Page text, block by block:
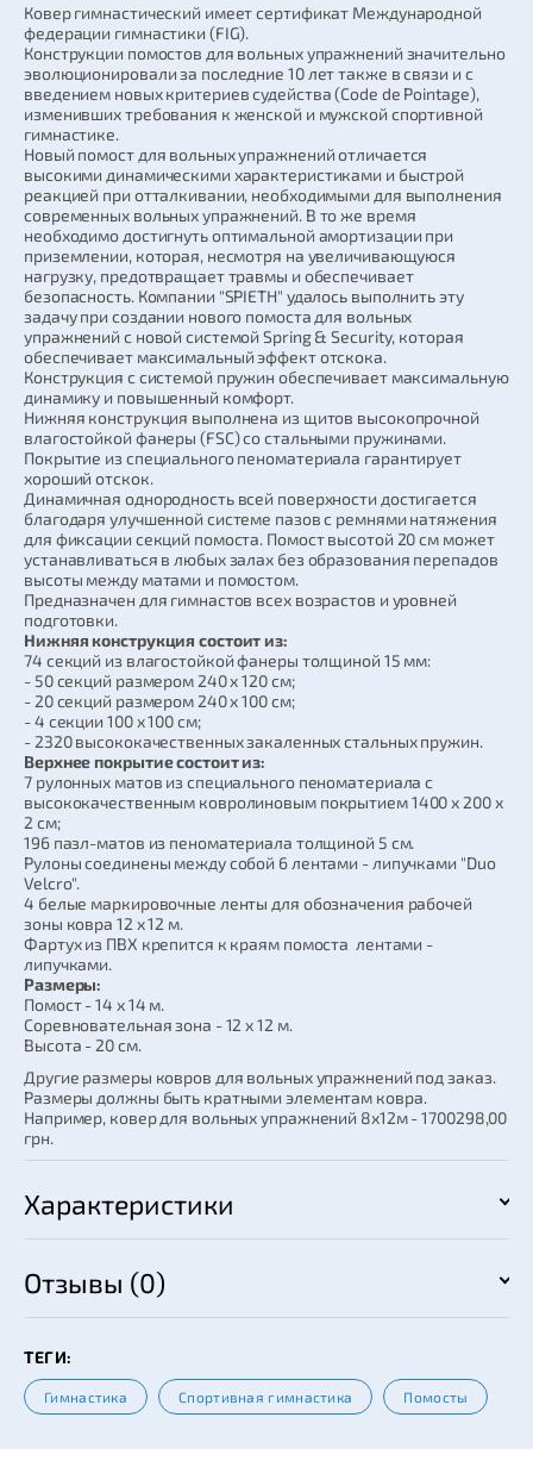
Ковер гимнастический имеет сертификат Международной
федерации гимнастики (FIG).
Конструкции помостов для вольных упражнений значительно
эволюционировали за последние 10 лет также в связи и с
введением новых критериев судейства (Code de Pointage),
изменивших требования к женской и мужской спортивной
гимнастике.
Новый помост для вольных упражнений отличается
высокими динамическими характеристиками и быстрой
реакцией при отталкивании, необходимыми для выполнения
современных вольных упражнений. В то же время
необходимо достигнуть оптимальной амортизации при
приземлении, которая, несмотря на увеличивающуюся
нагрузку, предотвращает травмы и обеспечивает
безопасность. Компании "SPIETH" удалось выполнить эту
задачу при создании нового помоста для вольных
упражнений с новой системой Spring & Security, которая
обеспечивает максимальный эффект отскока.
Конструкция с системой пружин обеспечивает максимальную
динамику и повышенный комфорт.
Нижняя конструкция выполнена из щитов высокопрочной
влагостойкой фанеры (FSC) со стальными пружинами.
Покрытие из специального пеноматериала гарантирует
хороший отскок.
Динамичная однородность всей поверхности достигается
благодаря улучшенной системе пазов с ремнями натяжения
для фиксации секций помоста. Помост высотой 20 см может
устанавливаться в любых залах без образования перепадов
высоты между матами и помостом.
Предназначен для гимнастов всех возрастов и уровней
подготовки.
Нижняя конструкция состоит из:
74 секций из влагостойкой фанеры толщиной 15 мм:
- 50 секций размером 240 х 120 см;
- 20 секций размером 240 х 100 см;
- 4 секции 100 х 100 см;
- 2320 высококачественных закаленных стальных пружин.
Верхнее покрытие состоит из:
7 рулонных матов из специального пеноматериала с
высококачественным ковролиновым покрытием 1400 х 200 х
2 см;
196 пазл-матов из пеноматериала толщиной 5 см.
Рулоны соединены между собой 6 лентами - липучками "Duo
Velcro".
4 белые маркировочные ленты для обозначения рабочей
зоны ковра 12 х 12 м.
Фартух из ПВХ крепится к краям помоста лентами -
липучками.
Размеры:
Помост - 14 х 14 м.
Соревновательная зона - 12 х 12 м.
Высота - 20 см.
Другие размеры ковров для вольных упражнений под заказ.
Размеры должны быть кратными элементам ковра.
Например, ковер для вольных упражнений 8х12м - 1700298,00
грн.
Характеристики
Отзывы (0)
ТЕГИ:
Гимнастика Спортивная гимнастика Помосты